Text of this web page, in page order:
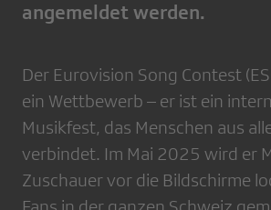
angemeldet werden.
Der Eurovision Song Contest
ein Wettbewerb – er ist ein
Musikfest, das Menschen aus
verbindet. Im Mai 2025 wird er
Zuschauer vor die Bildschirme